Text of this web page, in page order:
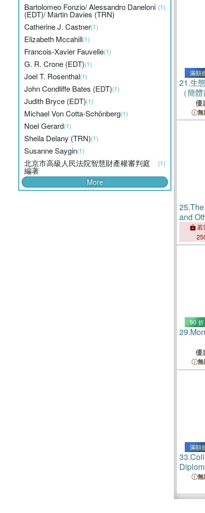
Bartolomeo Fonzio/ Alessandro Daneloni
(EDT)/ Martin Davies (TRN)
(1)
Catherine J. Castner(1)
Elizabeth Mccahill(1)
Francois-Xavier Fauvelle(1)
G. R. Crone (EDT)(1)
Joel T. Rosenthal(1)
John Condliffe Bates (EDT)(1)
Judith Bryce (EDT)(1)
Michael Von Cotta-Schönberg(1)
Noel Gerard(1)
Sheila Delany (TRN)(1)
Susanne Saygin(1)
北京市高級人民法院智慧財產權審判庭
編著
(1)
More
滿額
21.生
（簡體
優
25.
and
Half
若
90 折
29.
優
滿額
33.